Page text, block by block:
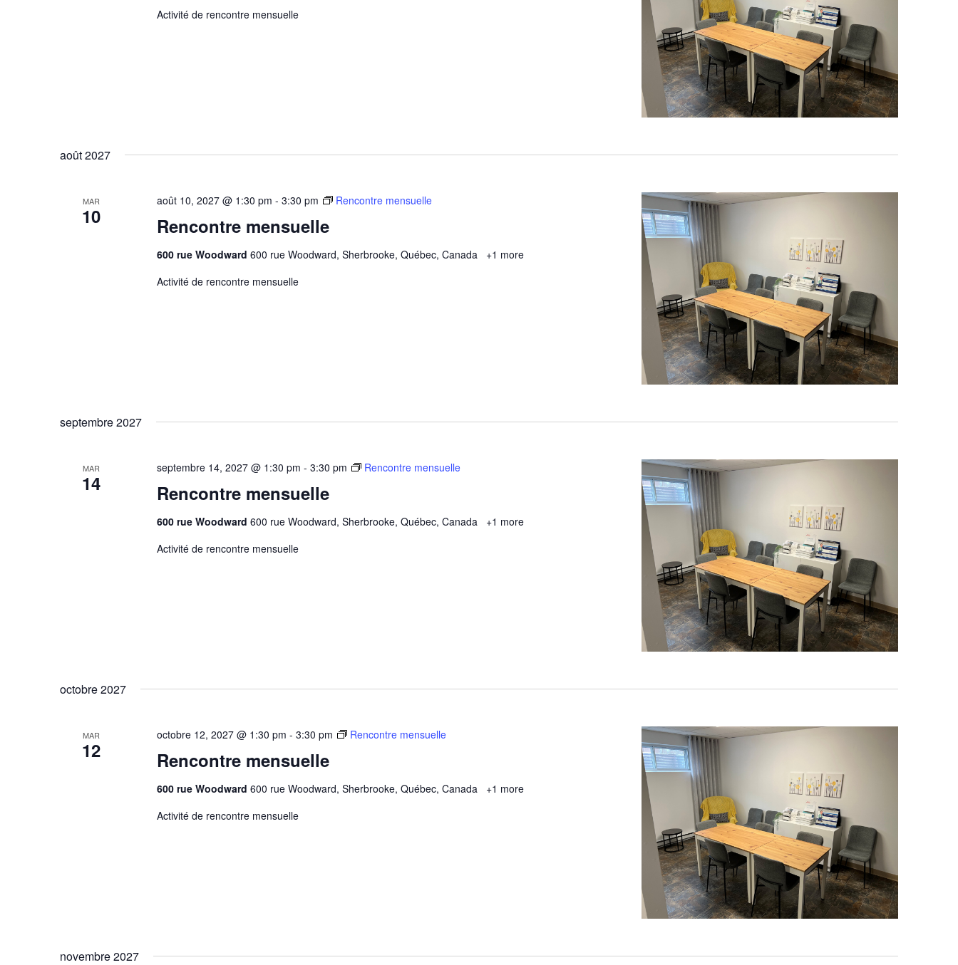
Activité de rencontre mensuelle
août 2027
MAR
10 Rencontre mensuelle
août 10, 2027 @ 1:30 pm - 3:30 pm Rencontre mensuelle
600 rue Woodward 600 rue Woodward, Sherbrooke, Québec, Canada
+1 more
Activité de rencontre mensuelle
septembre 2027
MAR
14 Rencontre mensuelle
septembre 14, 2027 @ 1:30 pm - 3:30 pm Rencontre mensuelle
600 rue Woodward 600 rue Woodward, Sherbrooke, Québec, Canada
+1 more
Activité de rencontre mensuelle
octobre 2027
MAR
12 Rencontre mensuelle
octobre 12, 2027 @ 1:30 pm - 3:30 pm Rencontre mensuelle
600 rue Woodward 600 rue Woodward, Sherbrooke, Québec, Canada
+1 more
Activité de rencontre mensuelle
novembre 2027